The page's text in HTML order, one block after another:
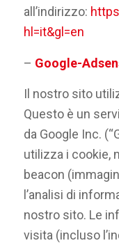
all’indirizzo:
hl=it&gl=en
– Google-
Il nostro sito
Questo è un
da Google Inc.
utilizza i cookie,
beacon
l’analisi di
nostro sito. Le
visita (incluso